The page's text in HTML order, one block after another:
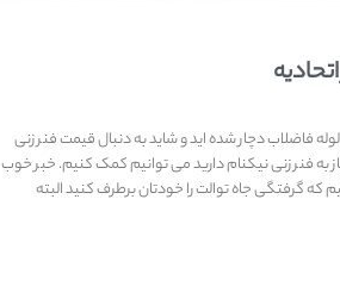
فاضلاب دچار شده اید و شاید به دنبال قیمت فنر زنی
به فنر زنی نیکنام دارید می توانیم کمک کنیم. خبر خوب
که گرفتگی جاه توالت را خودتان برطرف کنید البته